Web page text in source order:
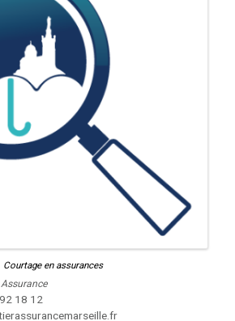
Courtage en assurances
18 12